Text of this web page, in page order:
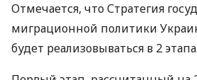
Отмечается, что Стратегия
миграционной политики
будет реализовываться в 2 этапа.